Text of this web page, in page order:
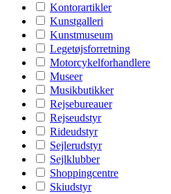
Kontorartikler
Kunstgalleri
Kunstmuseum
Legetøjsforretning
Motorcykelforhandlere
Museer
Musikbutikker
Rejsebureauer
Rejseudstyr
Rideudstyr
Sejlerudstyr
Sejlklubber
Shoppingcentre
Skiudstyr